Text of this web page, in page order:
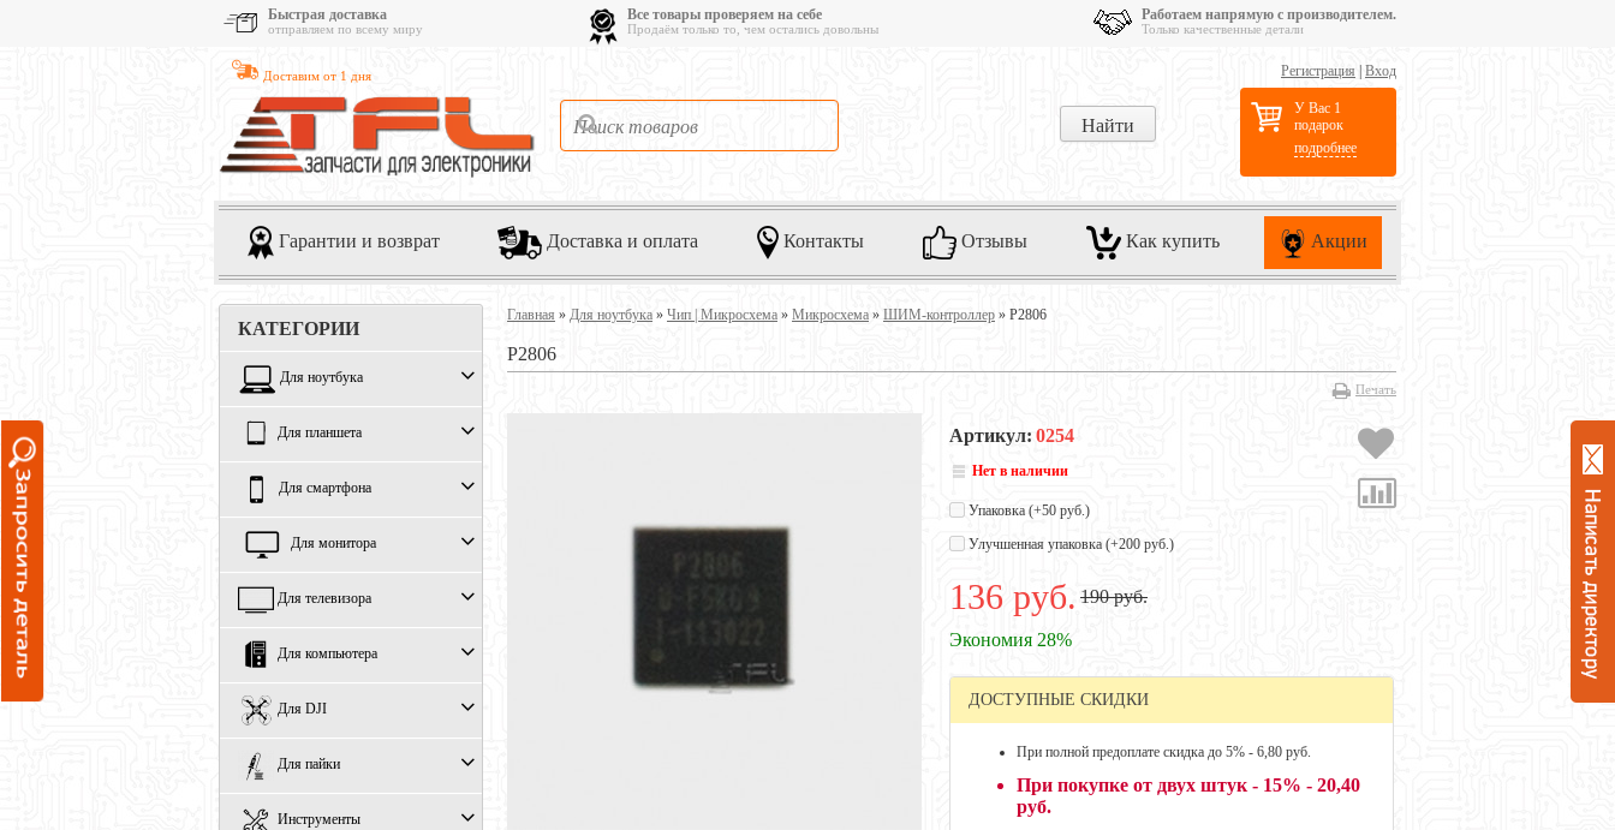
Быстрая доставка
отправляем по всему миру
Все товары проверяем на себе
Продаём только то, чем остались довольны
Работаем напрямую с производителем.
Только качественные детали
Доставим от 1 дня Регистрация Вход
У Вас 1
подарок
подробнее
Гарантии и возврат Доставка и оплата Контакты Отзывы Как купить Акции
КАТЕГОРИИ
Для ноутбука
Для планшета
Для смартфона
Для монитора
Для телевизора
Для компьютера
Для DJI
Для пайки
Инструменты
Главная » Для ноутбука » Чип | Микросхема » Микросхема » ШИМ-контроллер » P2806
P2806
Печать
Артикул: 0254
Нет в наличии
Упаковка (+50 руб.)
Улучшенная упаковка (+200 руб.)
136 руб. 190 руб.
Экономия 28%
ДОСТУПНЫЕ СКИДКИ
При полной предоплате скидка до 5% - 6,80 руб.
При покупке от двух штук - 15% - 20,40
руб.